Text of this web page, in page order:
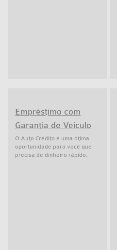
Empréstimo com
Garantia de Veículo
O Auto Crédito é uma ótima
oportunidade para você que
precisa de dinheiro rápido.